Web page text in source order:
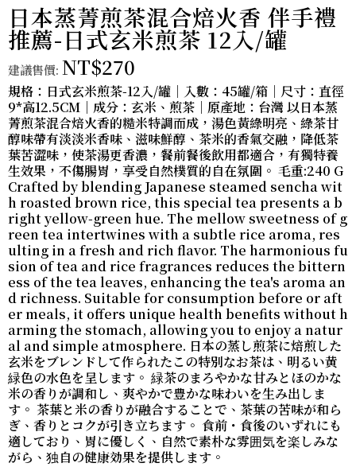
日本蒸菁煎茶混合焙火香 伴手禮
推薦-日式玄米煎茶 12入/罐
建議售價: NT$270
規格：日式玄米煎茶-12入/罐｜入數：45罐/箱｜尺寸：直徑
9*高12.5CM｜成分：玄米、煎茶｜原產地：台灣 以日本蒸
菁煎茶混合焙火香的糙米特調而成，湯色黃綠明亮、綠茶甘
醇味帶有淡淡米香味、滋味鮮醇、茶米的香氣交融，降低茶
葉苦澀味，使茶湯更香濃，餐前餐後飲用都適合，有獨特養
生效果，不傷腸胃，享受自然樸質的自在氛圍。 毛重:240 G
Crafted by blending Japanese steamed sencha wit
h roasted brown rice, this special tea presents a b
right yellow-green hue. The mellow sweetness of g
reen tea intertwines with a subtle rice aroma, res
ulting in a fresh and rich flavor. The harmonious fu
sion of tea and rice fragrances reduces the bittern
ess of the tea leaves, enhancing the tea's aroma an
d richness. Suitable for consumption before or aft
er meals, it offers unique health benefits without h
arming the stomach, allowing you to enjoy a natur
al and simple atmosphere. 日本の蒸し煎茶に焙煎した
玄米をブレンドして作られたこの特別なお茶は、明るい黄
緑色の水色を呈します。 緑茶のまろやかな甘みとほのかな
米の香りが調和し、爽やかで豊かな味わいを生み出しま
す。 茶葉と米の香りが融合することで、茶葉の苦味が和ら
ぎ、香りとコクが引き立ちます。 食前・食後のいずれにも
適しており、胃に優しく、自然で素朴な雰囲気を楽しみな
がら、独自の健康効果を提供します。